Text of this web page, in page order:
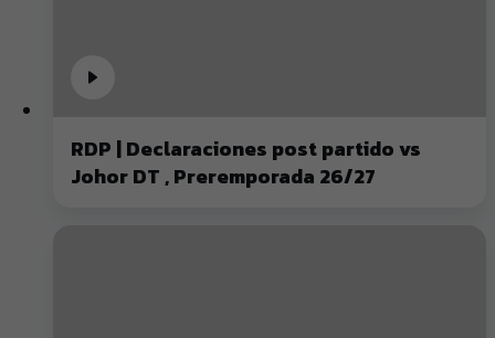
RDP | Declaraciones post partido vs
Johor DT , Preremporada 26/27